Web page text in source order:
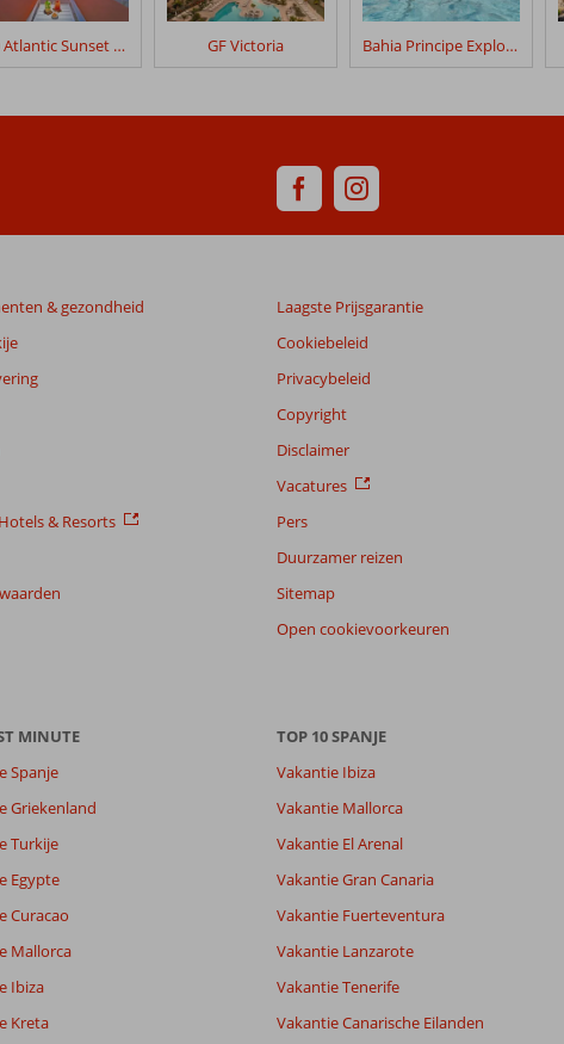
7,4
8,6
9,1
Filter reisgezelschap
Alle
Sorteren op
datum (nieuw > oud)
H10 Atlantic Sunset Horizons Collection GF Victoria Bahia Principe Explore Fantasia
& gezondheid
& Resorts
Laagste Prijsgarantie
Cookiebeleid
Privacybeleid
Copyright
Disclaimer
Vacatures
Pers
Duurzamer reizen
Sitemap
Open cookievoorkeuren
MINUTE
Spanje
Griekenland
Turkije
Egypte
Curacao
Mallorca
Ibiza
Kreta
TOP 10 SPANJE
Vakantie Ibiza
Vakantie Mallorca
Vakantie El Arenal
Vakantie Gran Canaria
Vakantie Fuerteventura
Vakantie Lanzarote
Vakantie Tenerife
Vakantie Canarische Eilanden